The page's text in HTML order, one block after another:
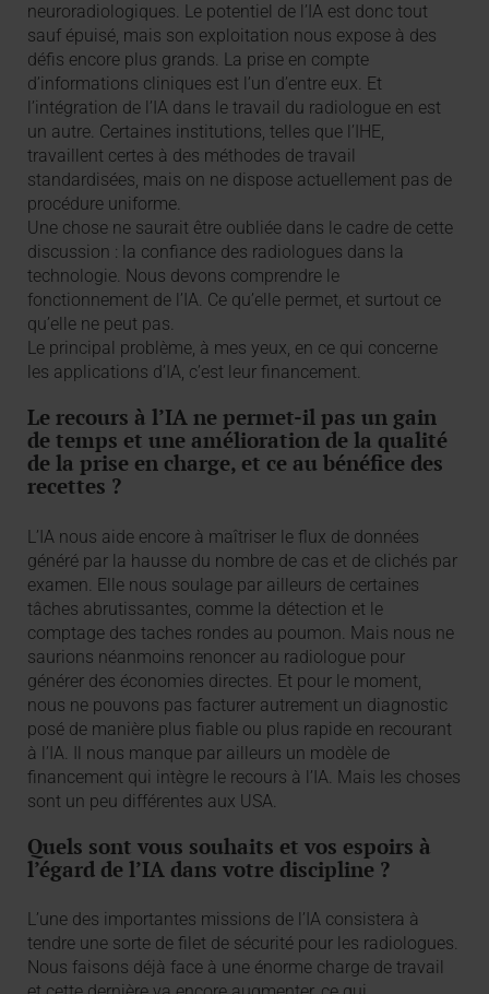
neuroradiologiques. Le potentiel de l’IA est donc tout
sauf épuisé, mais son exploitation nous expose à des
défis encore plus grands. La prise en compte
d’informations cliniques est l’un d’entre eux. Et
l’intégration de l’IA dans le travail du radiologue en est
un autre. Certaines institutions, telles que l’IHE,
travaillent certes à des méthodes de travail
standardisées, mais on ne dispose actuellement pas de
procédure uniforme.
Une chose ne saurait être oubliée dans le cadre de cette
discussion : la confiance des radiologues dans la
technologie. Nous devons comprendre le
fonctionnement de l’IA. Ce qu’elle permet, et surtout ce
qu’elle ne peut pas.
Le principal problème, à mes yeux, en ce qui concerne
les applications d’IA, c’est leur financement.
Le recours à l’IA ne permet-il pas un gain
de temps et une amélioration de la qualité
de la prise en charge, et ce au bénéfice des
recettes ?
L’IA nous aide encore à maîtriser le flux de données
généré par la hausse du nombre de cas et de clichés par
examen. Elle nous soulage par ailleurs de certaines
tâches abrutissantes, comme la détection et le
comptage des taches rondes au poumon. Mais nous ne
saurions néanmoins renoncer au radiologue pour
générer des économies directes. Et pour le moment,
nous ne pouvons pas facturer autrement un diagnostic
posé de manière plus fiable ou plus rapide en recourant
à l’IA. Il nous manque par ailleurs un modèle de
financement qui intègre le recours à l’IA. Mais les choses
sont un peu différentes aux USA.
Quels sont vous souhaits et vos espoirs à
l’égard de l’IA dans votre discipline ?
L’une des importantes missions de l’IA consistera à
tendre une sorte de filet de sécurité pour les radiologues.
Nous faisons déjà face à une énorme charge de travail